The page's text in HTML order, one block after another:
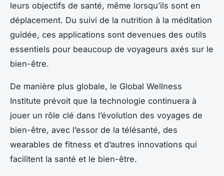
leurs objectifs de santé, même lorsqu’ils sont en
déplacement. Du suivi de la nutrition à la méditation
guidée, ces applications sont devenues des outils
essentiels pour beaucoup de voyageurs axés sur le
bien-être.
De manière plus globale, le Global Wellness
Institute prévoit que la technologie continuera à
jouer un rôle clé dans l’évolution des voyages de
bien-être, avec l’essor de la télésanté, des
wearables de fitness et d’autres innovations qui
facilitent la santé et le bien-être.